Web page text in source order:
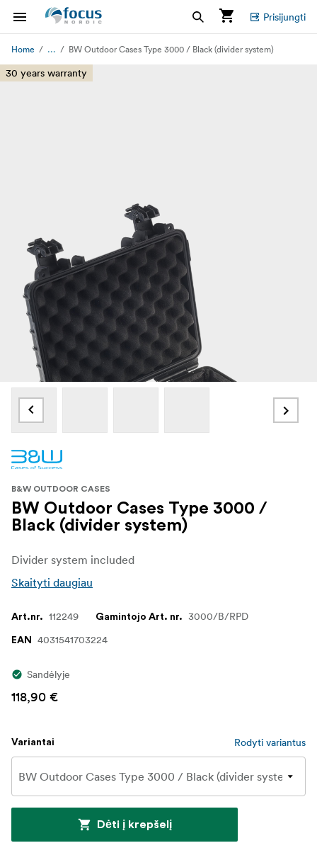
Prisijungti
Home ... BW Outdoor Cases Type 3000 / Black (divider system)
30 years warranty
B&W OUTDOOR CASES
BW Outdoor Cases Type 3000 /
Black (divider system)
Divider system included
Skaityti daugiau
Art.nr. 112249 Gamintojo Art. nr. 3000/B/RPD
EAN 4031541703224
Sandėlyje
118,90 €
Variantai Rodyti variantus
Dėti į krepšelį